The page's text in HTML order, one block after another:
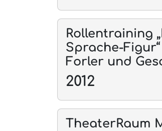
Rollentraining
Sprache-
Forler und
2012
TheaterRaum